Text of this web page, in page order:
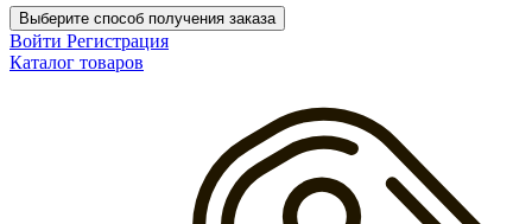
Выберите способ получения заказа
Войти Регистрация
Каталог товаров